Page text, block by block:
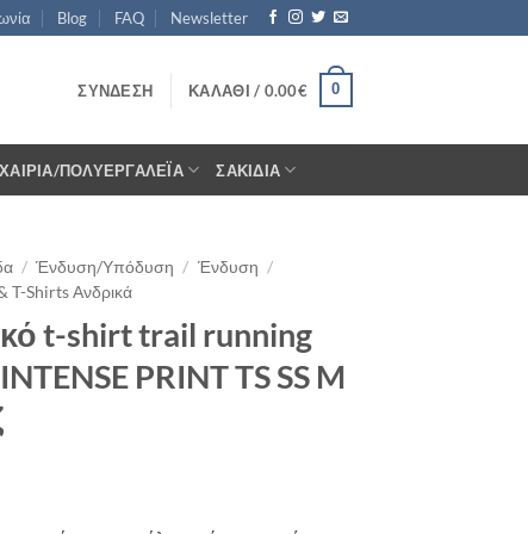
Blog FAQ Newsletter
ΣΎΝΔΕΣΗ ΚΑΛΆΘΙ / 0.00€ 0
ΠΟΛΥΕΡΓΑΛΈΙΑ ΣΑΚΊΔΙΑ
/ Ένδυση/Υπόδυση / Ένδυση /
T-Shirts Ανδρικά
t-shirt trail running
PRINT TS SS M